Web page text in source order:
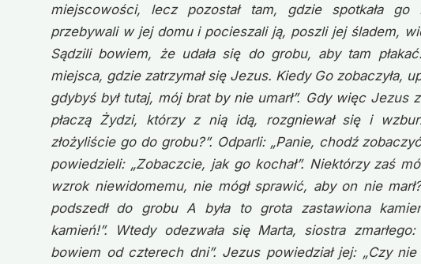
miejscowości, lecz pozostał tam, gdzie spotkała
przebywali w jej domu i pocieszali ją, poszli jej śladem,
Sądzili bowiem, że udała się do grobu, aby tam
miejsca, gdzie zatrzymał się Jezus. Kiedy Go zobaczyła,
gdybyś był tutaj, mój brat by nie umarł”. Gdy więc Jezus
płaczą Żydzi, którzy z nią idą, rozgniewał się i
złożyliście go do grobu?”. Odparli: „Panie, chodź
powiedzieli: „Zobaczcie, jak go kochał”. Niektórzy zaś
wzrok niewidomemu, nie mógł sprawić, aby on nie
podszedł do grobu A była to grota zastawiona
kamień!”. Wtedy odezwała się Marta, siostra
bowiem od czterech dni”. Jezus powiedział jej: „Czy